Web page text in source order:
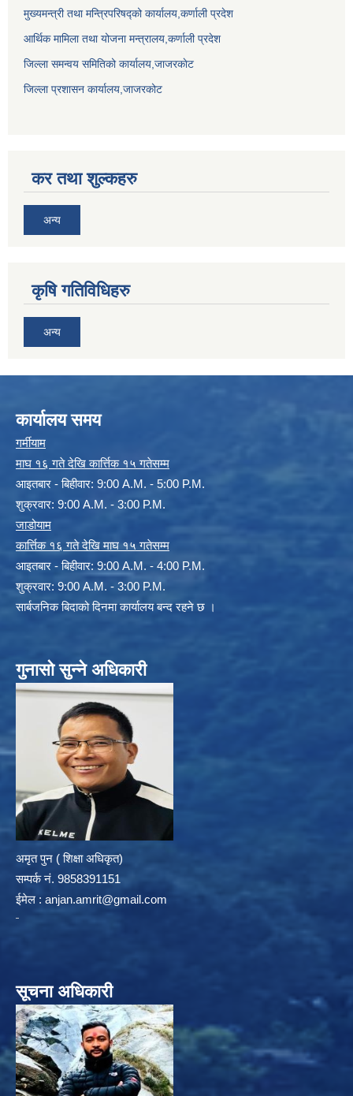
मुख्यमन्त्री तथा मन्त्रिपरिषद्को कार्यालय,कर्णाली प्रदेश
आर्थिक मामिला तथा योजना मन्त्रालय,कर्णाली प्रदेश
जिल्ला समन्वय समितिको कार्यालय,जाजरकाेट
जिल्ला प्रशासन कार्यालय,जाजरकोट
कर तथा शुल्कहरु
अन्य
कृषि गतिविधिहरु
अन्य
कार्यालय समय
गर्मीयाम
माघ १६ गते देखि कार्त्तिक १५ गतेसम्म
आइतबार - बिहीवार: 9:00 A.M. - 5:00 P.M.
शुक्रवार: 9:00 A.M. - 3:00 P.M.
जाडोयाम
कार्त्तिक १६ गते देखि माघ १५ गतेसम्म
आइतबार - बिहीवार: 9:00 A.M. - 4:00 P.M.
शुक्रवार: 9:00 A.M. - 3:00 P.M.
सार्बजनिक बिदाको दिनमा कार्यालय बन्द रहने छ ।
गुनासो सुन्ने अधिकारी
अमृत पुन ( शिक्षा अधिकृत)
सम्पर्क न‌ं. 9858391151
ईमेल : anjan.amrit@gmail.com
सूचना अधिकारी